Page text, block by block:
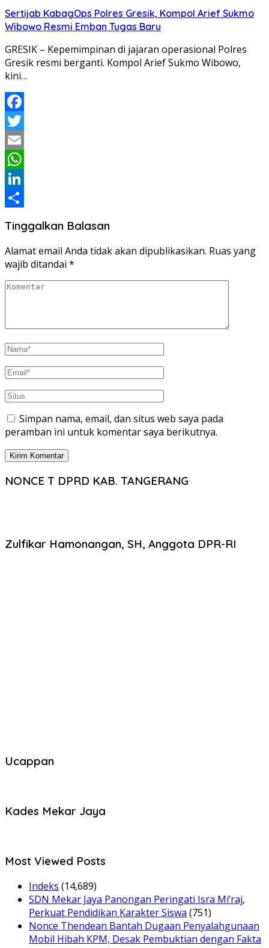
Sertijab KabagOps Polres Gresik, Kompol Arief Sukmo
Wibowo Resmi Emban Tugas Baru
GRESIK – Kepemimpinan di jajaran operasional Polres
Gresik resmi berganti. Kompol Arief Sukmo Wibowo,
kini…
Facebook
Twitter
Email
WhatsApp
LinkedIn
Tinggalkan Balasan
Alamat email Anda tidak akan dipublikasikan. Ruas yang
wajib ditandai *
Simpan nama, email, dan situs web saya pada
peramban ini untuk komentar saya berikutnya.
NONCE T DPRD KAB. TANGERANG
Zulfikar Hamonangan, SH, Anggota DPR-RI
Ucappan
Kades Mekar Jaya
Most Viewed Posts
Indeks (14,689)
SDN Mekar Jaya Panongan Peringati Isra Mi’raj,
Perkuat Pendidikan Karakter Siswa (751)
Nonce Thendean Bantah Dugaan Penyalahgunaan
Mobil Hibah KPM, Desak Pembuktian dengan Fakta